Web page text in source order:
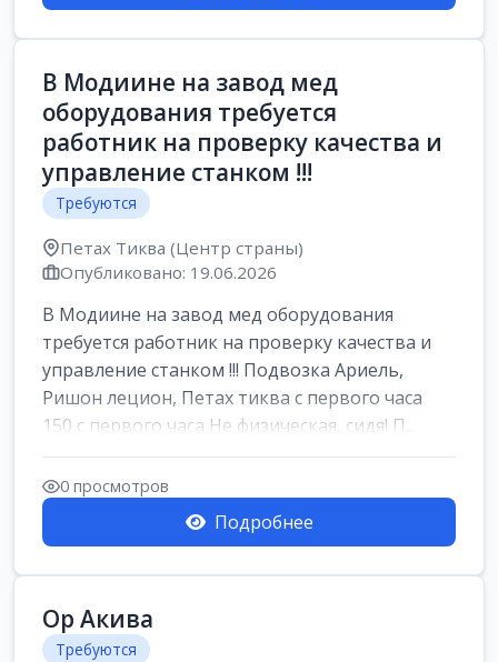
В Модиине на завод мед
оборудования требуется
работник на проверку качества и
управление станком !!!
Требуются
Петах Тиква (Центр страны)
Опубликовано: 19.06.2026
В Модиине на завод мед оборудования
требуется работник на проверку качества и
управление станком !!! Подвозка Ариель,
Ришон лецион, Петах тиква с первого часа
150 с первого часа Не физическая, сидя! П...
0 просмотров
Подробнее
Ор Акива
Требуются